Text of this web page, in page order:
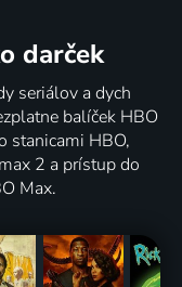
darček
seriálov a dych
balíček HBO
stanicami HBO,
2 a prístup do
Max.